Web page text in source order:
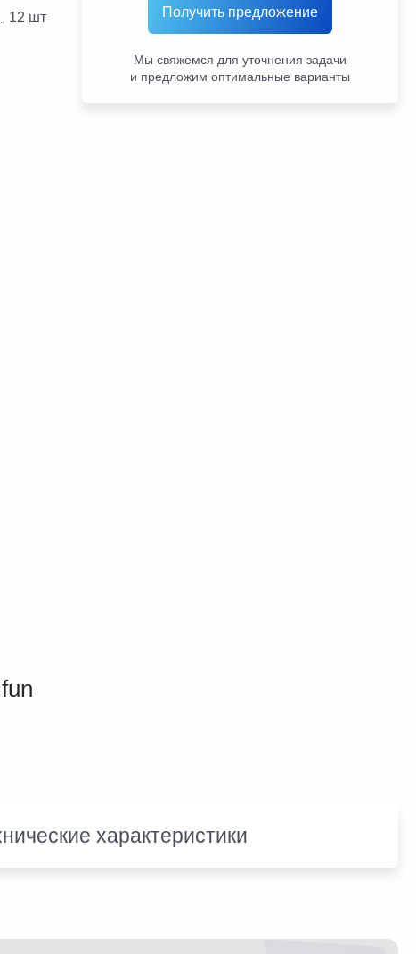
Получить предложение
Мы свяжемся для уточнения задачи
и предложим оптимальные варианты
12 шт
характеристики